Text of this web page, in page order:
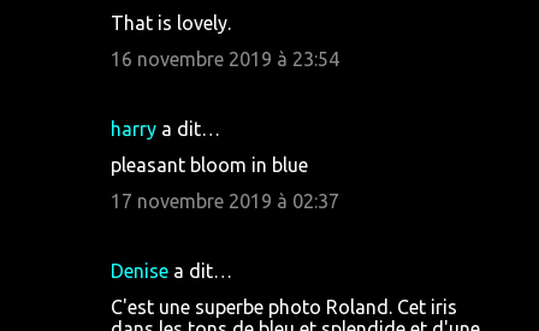
That is lovely.
16 novembre 2019 à 23:54
harry a dit…
pleasant bloom in blue
17 novembre 2019 à 02:37
Denise a dit…
C'est une superbe photo Roland. Cet iris